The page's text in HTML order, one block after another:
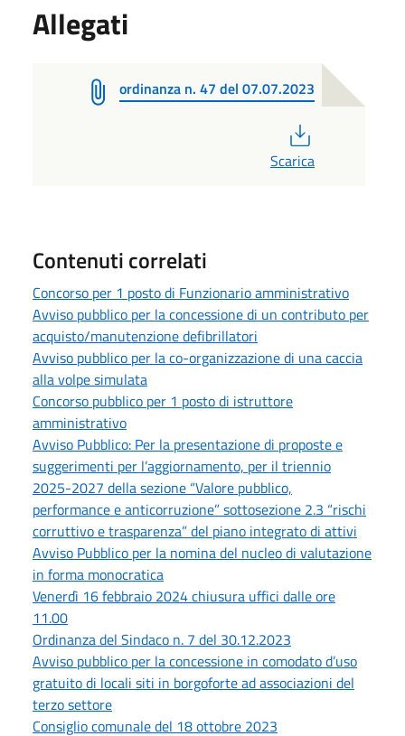
Allegati
ordinanza n. 47 del 07.07.2023
Scarica
Contenuti correlati
Concorso per 1 posto di Funzionario amministrativo
Avviso pubblico per la concessione di un contributo per
acquisto/manutenzione defibrillatori
Avviso pubblico per la co-organizzazione di una caccia
alla volpe simulata
Concorso pubblico per 1 posto di istruttore
amministrativo
Avviso Pubblico: Per la presentazione di proposte e
suggerimenti per l’aggiornamento, per il triennio
2025-2027 della sezione “Valore pubblico,
performance e anticorruzione” sottosezione 2.3 “rischi
corruttivo e trasparenza” del piano integrato di attivi
Avviso Pubblico per la nomina del nucleo di valutazione
in forma monocratica
Venerdì 16 febbraio 2024 chiusura uffici dalle ore
11.00
Ordinanza del Sindaco n. 7 del 30.12.2023
Avviso pubblico per la concessione in comodato d’uso
gratuito di locali siti in borgoforte ad associazioni del
terzo settore
Consiglio comunale del 18 ottobre 2023